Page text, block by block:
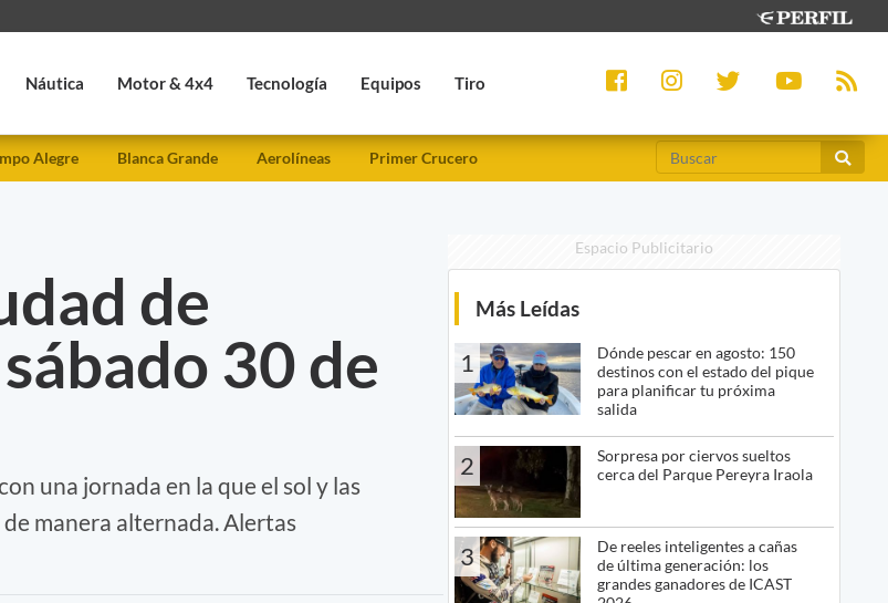
Náutica Motor & 4x4 Tecnología Equipos Tiro
Alegre Blanca Grande Aerolíneas Primer Crucero
de
30 de
una jornada en la que el sol y las
manera alternada. Alertas
Espacio Publicitario
Más Leídas
1
Dónde pescar en agosto: 150
destinos con el estado del pique
para planificar tu próxima
salida
2
Sorpresa por ciervos sueltos
cerca del Parque Pereyra Iraola
3
De reeles inteligentes a cañas
de última generación: los
grandes ganadores de ICAST